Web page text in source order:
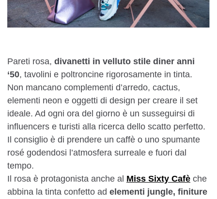
Pareti rosa, divanetti in velluto stile diner anni
‘50, tavolini e poltroncine rigorosamente in tinta.
Non mancano complementi d’arredo, cactus,
elementi neon e oggetti di design per creare il set
ideale. Ad ogni ora del giorno è un susseguirsi di
influencers e turisti alla ricerca dello scatto perfetto.
Il consiglio è di prendere un caffè o uno spumante
rosé godendosi l’atmosfera surreale e fuori dal
tempo.
Il rosa è protagonista anche al Miss Sixty Cafè che
abbina la tinta confetto ad elementi jungle, finiture